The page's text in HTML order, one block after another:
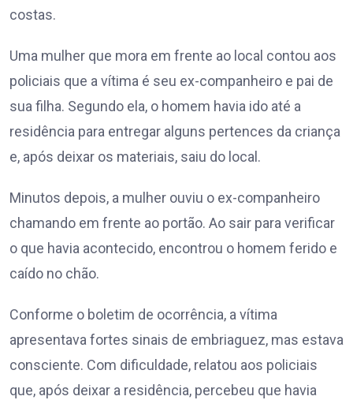
costas.
Uma mulher que mora em frente ao local contou aos
policiais que a vítima é seu ex-companheiro e pai de
sua filha. Segundo ela, o homem havia ido até a
residência para entregar alguns pertences da criança
e, após deixar os materiais, saiu do local.
Minutos depois, a mulher ouviu o ex-companheiro
chamando em frente ao portão. Ao sair para verificar
o que havia acontecido, encontrou o homem ferido e
caído no chão.
Conforme o boletim de ocorrência, a vítima
apresentava fortes sinais de embriaguez, mas estava
consciente. Com dificuldade, relatou aos policiais
que, após deixar a residência, percebeu que havia